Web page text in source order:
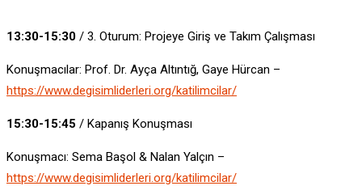
13:30-15:30 / 3. Oturum: Projeye Giriş ve Takım Çalışması
Konuşmacılar: Prof. Dr. Ayça Altıntığ, Gaye Hürcan –
https://www.degisimliderleri.org/katilimcilar/
15:30-15:45 / Kapanış Konuşması
Konuşmacı: Sema Başol & Nalan Yalçın –
https://www.degisimliderleri.org/katilimcilar/